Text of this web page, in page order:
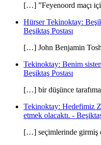
[…] ”Feyenoord maçı
Hürser Tekinoktay:
Beşiktaş Postası
[…] John Benjamin
Tekinoktay: Benim
Beşiktaş Postası
[…] bir düşünce
Tekinoktay: Hedefimiz
etmek olacaktı. -
[…] seçimlerinde girmiş